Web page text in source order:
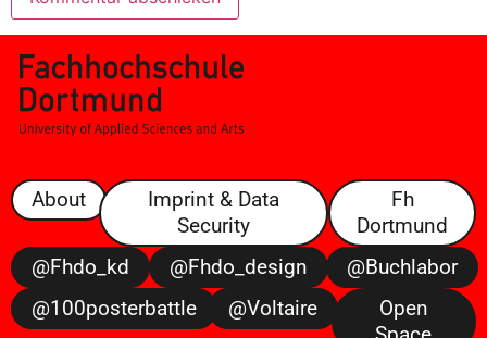
About
Imprint & Data
Security
Fh
Dortmund
@fhdo_kd
@fhdo_design
@buchlabor
@100posterbattle
@voltaire
Open